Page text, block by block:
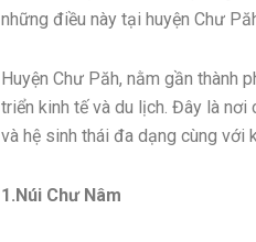
những điều này tại huyện Chư
Huyện Chư Păh, nằm gần thành
triển kinh tế và du lịch. Đây là nơi
và hệ sinh thái đa dạng cùng với
1.Núi Chư Nâm